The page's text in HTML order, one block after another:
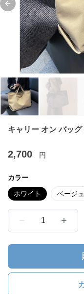
Previous slide
キャリー オン バッ
2,700 円
カラー
ホワイト ベージュ
1